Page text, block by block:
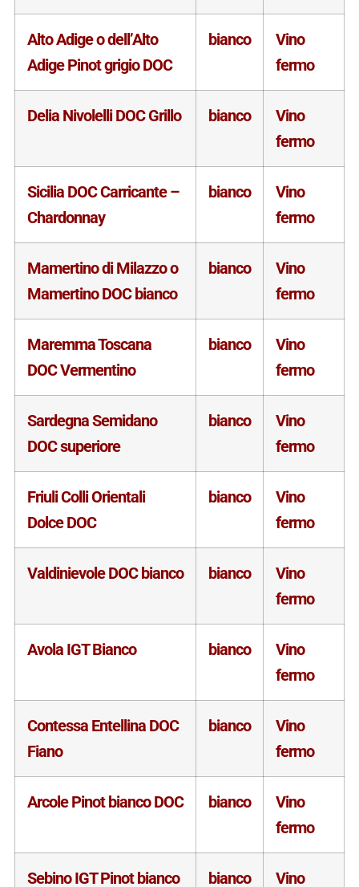
Alto Adige o dell’Alto
Adige Pinot grigio DOC
bianco
Vino
fermo
Delia Nivolelli DOC Grillo bianco
Vino
fermo
Sicilia DOC Carricante –
Chardonnay
bianco
Vino
fermo
Mamertino di Milazzo o
Mamertino DOC bianco
bianco
Vino
fermo
Maremma Toscana
DOC Vermentino
bianco
Vino
fermo
Sardegna Semidano
DOC superiore
bianco
Vino
fermo
Friuli Colli Orientali
Dolce DOC
bianco
Vino
fermo
Valdinievole DOC bianco bianco
Vino
fermo
Avola IGT Bianco bianco
Vino
fermo
Contessa Entellina DOC
Fiano
bianco
Vino
fermo
Arcole Pinot bianco DOC bianco
Vino
fermo
Sebino IGT Pinot bianco bianco Vino